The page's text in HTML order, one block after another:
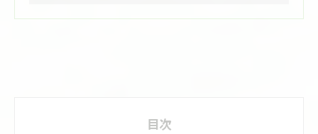
目次